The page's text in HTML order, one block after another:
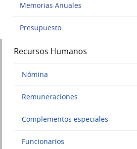
Memorias Anuales
Presupuesto
Recursos Humanos
Nómina
Remuneraciones
Complementos especiales
Funcionarios